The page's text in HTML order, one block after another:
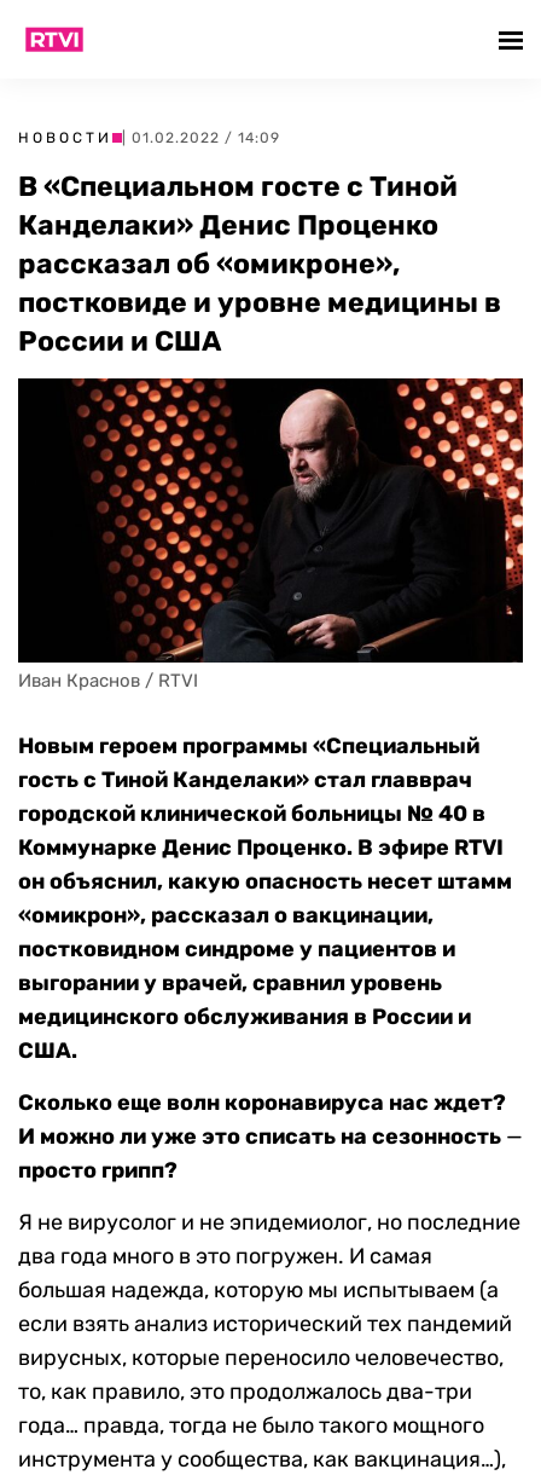
НОВОСТИ | 01.02.2022 / 14:09
В «Специальном госте с Тиной
Канделаки» Денис Проценко
рассказал об «омикроне»,
постковиде и уровне медицины в
России и США
Иван Краснов / RTVI
Новым героем программы «Специальный
гость с Тиной Канделаки» стал главврач
городской клинической больницы № 40 в
Коммунарке Денис Проценко. В эфире RTVI
он объяснил, какую опасность несет штамм
«омикрон», рассказал о вакцинации,
постковидном синдроме у пациентов и
выгорании у врачей, сравнил уровень
медицинского обслуживания в России и
США.
Сколько еще волн коронавируса нас ждет?
И можно ли уже это списать на сезонность —
просто грипп?
Я не вирусолог и не эпидемиолог, но последние
два года много в это погружен. И самая
большая надежда, которую мы испытываем (а
если взять анализ исторический тех пандемий
вирусных, которые переносило человечество,
то, как правило, это продолжалось два-три
года… правда, тогда не было такого мощного
инструмента у сообщества, как вакцинация…),